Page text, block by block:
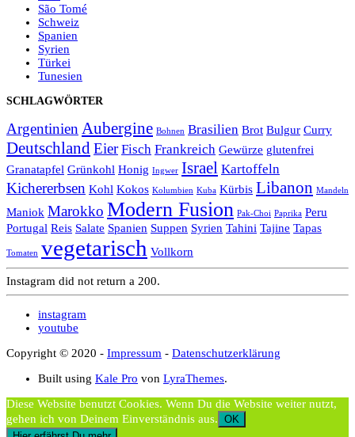
São Tomé
Schweiz
Spanien
Syrien
Türkei
Tunesien
SCHLAGWÖRTER
ArgentinienAubergine Bohnen Brasilien Brot Bulgur Curry
DeutschlandEier Fisch Frankreich Gewürze glutenfrei
Granatapfel Grünkohl Honig Ingwer Israel Kartoffeln
Kichererbsen Kohl Kokos Kolumbien Kuba Kürbis Libanon Mandeln
Maniok Marokko Modern Fusion Pak-Choi Paprika Peru
Portugal Reis Salate Spanien Suppen Syrien Tahini Tajine Tapas
Tomaten vegetarisch Vollkorn
Instagram did not return a 200.
instagram
youtube
Copyright © 2020 - Impressum - Datenschutzerklärung
Built using Kale Pro von LyraThemes.
Diese Website benutzt Cookies. Wenn Du die Website weiter nutzt,
gehen ich von Deinem Einverständnis aus. OK